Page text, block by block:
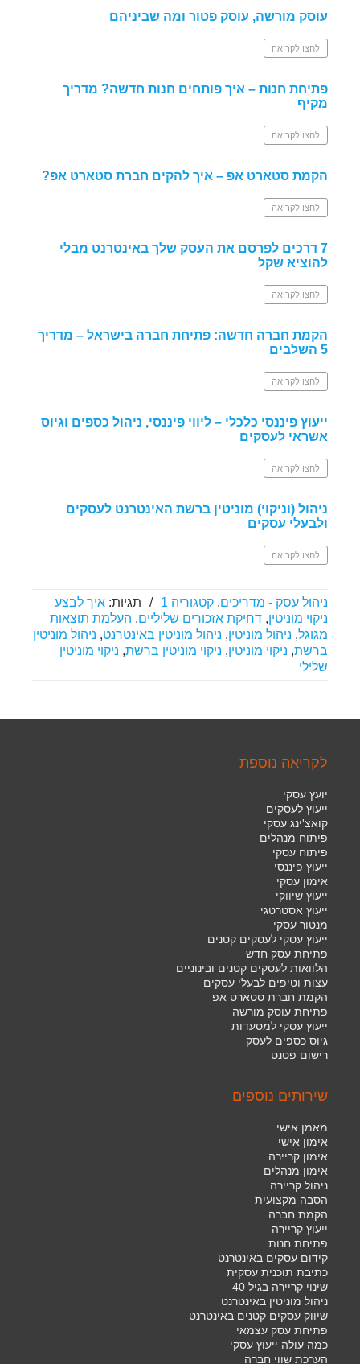
עוסק מורשה, עוסק פטור ומה שביניהם
לחצו לקריאה
פתיחת חנות – איך פותחים חנות חדשה? מדריך
מקיף
לחצו לקריאה
הקמת סטארט אפ – איך להקים חברת סטארט אפ?
לחצו לקריאה
7 דרכים לפרסם את העסק שלך באינטרנט מבלי
להוציא שקל
לחצו לקריאה
הקמת חברה חדשה: פתיחת חברה בישראל – מדריך
5 השלבים
לחצו לקריאה
ייעוץ פיננסי כלכלי – ליווי פיננסי, ניהול כספים וגיוס
אשראי לעסקים
לחצו לקריאה
ניהול (וניקוי) מוניטין ברשת האינטרנט לעסקים
ולבעלי עסקים
לחצו לקריאה
ניהול עסק - מדריכים, קטגוריה 1 / תגיות: איך לבצע
ניקוי מוניטין, דחיקת אזכורים שליליים, העלמת תוצאות
מגוגל, ניהול מוניטין, ניהול מוניטין באינטרנט, ניהול מוניטין
ברשת, ניקוי מוניטין, ניקוי מוניטין ברשת, ניקוי מוניטין
שלילי
לקריאה נוספת
יועץ עסקי
ייעוץ לעסקים
קואצ'ינג עסקי
פיתוח מנהלים
פיתוח עסקי
ייעוץ פיננסי
אימון עסקי
ייעוץ שיווקי
ייעוץ אסטרטגי
מנטור עסקי
ייעוץ עסקי לעסקים קטנים
פתיחת עסק חדש
הלוואות לעסקים קטנים ובינוניים
עצות וטיפים לבעלי עסקים
הקמת חברת סטארט אפ
פתיחת עוסק מורשה
ייעוץ עסקי למסעדות
גיוס כספים לעסק
רישום פטנט
שירותים נוספים
מאמן אישי
אימון אישי
אימון קריירה
אימון מנהלים
ניהול קריירה
הסבה מקצועית
הקמת חברה
ייעוץ קריירה
פתיחת חנות
קידום עסקים באינטרנט
כתיבת תוכנית עסקית
שינוי קריירה בגיל 40
ניהול מוניטין באינטרנט
שיווק עסקים קטנים באינטרנט
פתיחת עסק עצמאי
כמה עולה ייעוץ עסקי
הערכת שווי חברה